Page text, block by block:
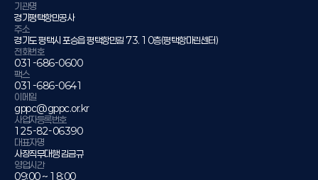
이
트
기관명
경기평택항만공사
주소
경기도 평택시 포승읍 평택항만길 73. 10층(평택항마린센터)
전화번호
031-686-0600
팩스
031-686-0641
이메일
gppc@gppc.or.kr
사업자등록번호
125-82-06390
대표자명
사장직무대행 김금규
영업시간
09:00 ~ 18:00